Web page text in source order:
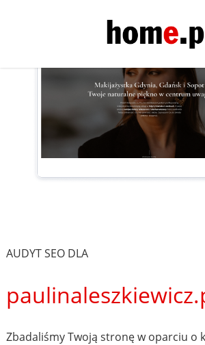
AUDYT SEO DLA
Zbadaliśmy Twoją stronę w oparciu o